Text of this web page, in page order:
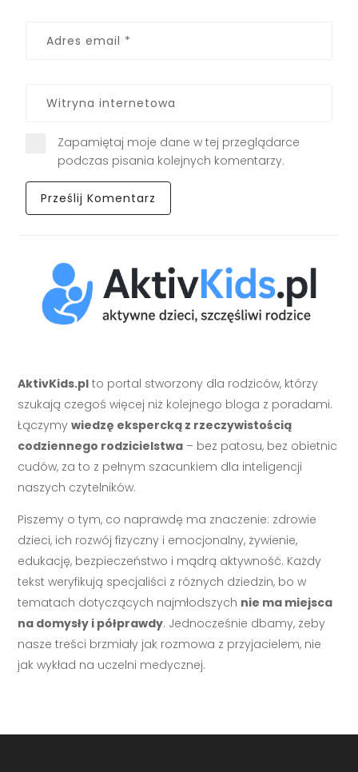
Zapamiętaj moje dane w tej przeglądarce
podczas pisania kolejnych komentarzy.
AktivKids.pl to portal stworzony dla rodziców, którzy
szukają czegoś więcej niż kolejnego bloga z poradami.
Łączymywiedzę ekspercką z rzeczywistością
codziennego rodzicielstwa – bez patosu, bez obietnic
cudów, za to z pełnym szacunkiem dla inteligencji
naszych czytelników.
Piszemy o tym, co naprawdę ma znaczenie: zdrowie
dzieci, ich rozwój fizyczny i emocjonalny, żywienie,
edukację, bezpieczeństwo i mądrą aktywność. Każdy
tekst weryfikują specjaliści z różnych dziedzin, bo w
tematach dotyczących najmłodszych nie ma miejsca
na domysły i półprawdy. Jednocześnie dbamy, żeby
nasze treści brzmiały jak rozmowa z przyjacielem, nie
jak wykład na uczelni medycznej.